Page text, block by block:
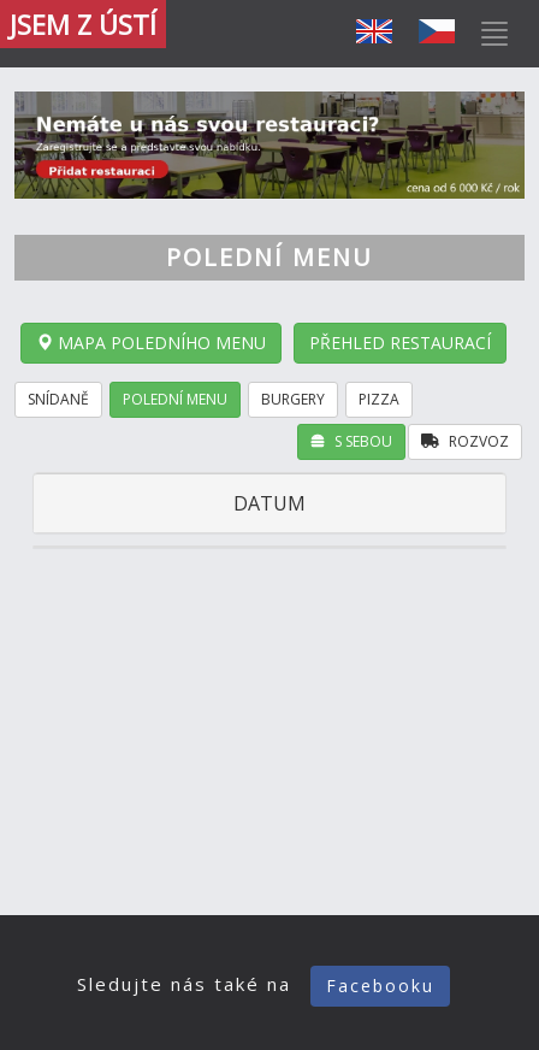
JSEM Z ÚSTÍ
POLEDNÍ MENU
MAPA POLEDNÍHO MENU PŘEHLED RESTAURACÍ
SNÍDANĚ POLEDNÍ MENU BURGERY PIZZA
ROZVOZ
S SEBOU
DATUM
Sledujte nás také na Facebooku